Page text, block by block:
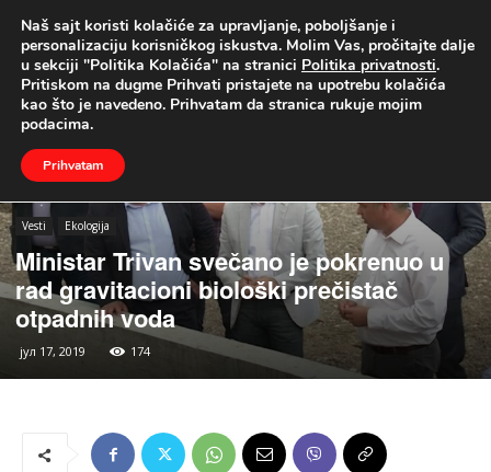
UŽIVO
Naslovna Vesti Ekologija
Vesti Ekologija
Ministar Trivan svečano je pokrenuo u
rad gravitacioni biološki prečistač
otpadnih voda
јул 17, 2019 174
Naš sajt koristi kolačiće za upravljanje, poboljšanje i
personalizaciju korisničkog iskustva. Molim Vas, pročitajte dalje
u sekciji "Politika Kolačića" na stranici Politika privatnosti.
Pritiskom na dugme Prihvati pristajete na upotrebu kolačića
kao što je navedeno. Prihvatam da stranica rukuje mojim
podacima.
Prihvatam